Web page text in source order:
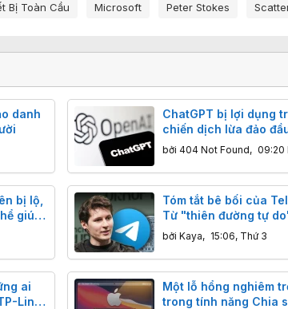
Bị Toàn Cầu Microsoft Peter Stokes
danh
ChatGPT bị lợi dụng
chiến dịch lừa đảo
cảm và cờ bạc
bởi 404 Not Found, 09:20
bị lộ,
giúp
Tóm tắt bê bối của
Từ "thiên đường tự
tâm điểm điều tra của
quốc gia
bởi Kaya, 15:06, Thứ 3
ai
Link
Một lỗ hổng nghiêm
trong tính năng Chia